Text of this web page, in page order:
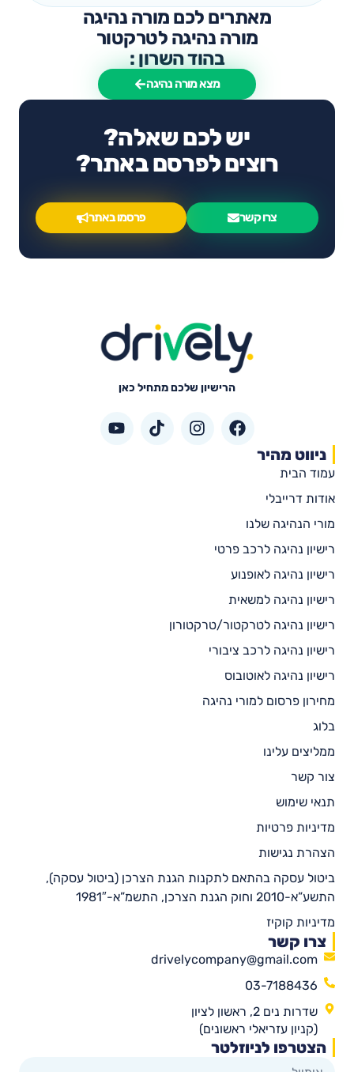
מאתרים לכם מורה נהיגה
מורה נהיגה לטרקטור
בהוד השרון :
מצא מורה נהיגה
יש לכם שאלה?
רוצים לפרסם באתר?
צרו קשר פרסמו באתר
הרישיון שלכם מתחיל כאן
ניווט מהיר
עמוד הבית
אודות דרייבלי
מורי הנהיגה שלנו
רישיון נהיגה לרכב פרטי
רישיון נהיגה לאופנוע
רישיון נהיגה למשאית
רישיון נהיגה לטרקטור/טרקטורון
רישיון נהיגה לרכב ציבורי
רישיון נהיגה לאוטובוס
מחירון פרסום למורי נהיגה
בלוג
ממליצים עלינו
צור קשר
תנאי שימוש
מדיניות פרטיות
הצהרת נגישות
ביטול עסקה בהתאם לתקנות הגנת הצרכן (ביטול עסקה),
התשע”א-2010 וחוק הגנת הצרכן, התשמ”א-1981″
מדיניות קוקיז
צרו קשר
drivelycompany@gmail.com
03-7188436
שדרות נים 2, ראשון לציון
(קניון עזריאלי ראשונים)
הצטרפו לניוזלטר